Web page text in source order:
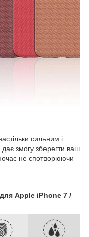
сильним і
змогу зберегти ваш
не спотворюючи
Apple iPhone 7 /